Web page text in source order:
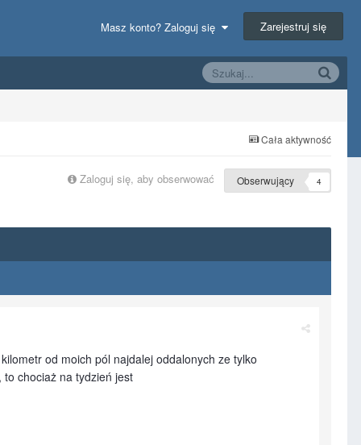
Masz konto? Zaloguj się Zarejestruj się
Cała aktywność
Zaloguj się, aby obserwować Obserwujący 4
od moich pól najdalej oddalonych ze tylko
to chociaż na tydzień jest